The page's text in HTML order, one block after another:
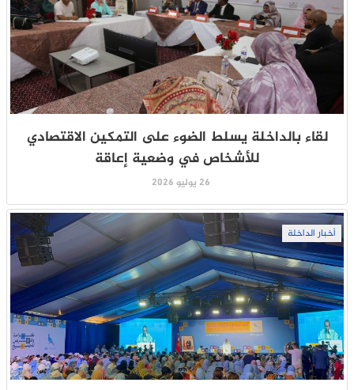
لقاء بالداخلة يسلط الضوء على التمكين الاقتصادي
للأشخاص في وضعية إعاقة
26 يوليو 2026
أخبار الداخلة